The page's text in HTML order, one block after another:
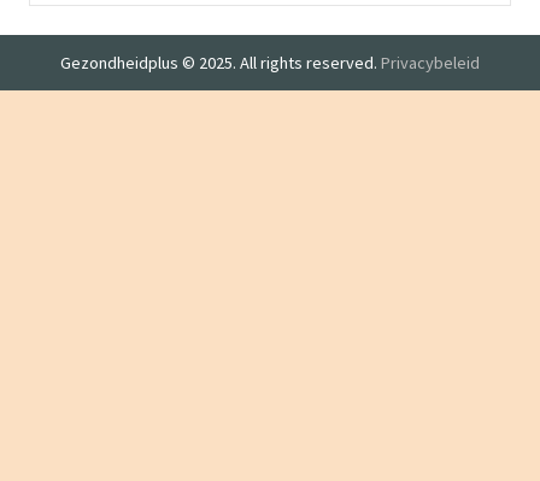
Gezondheidplus © 2025. All rights reserved. Privacybeleid